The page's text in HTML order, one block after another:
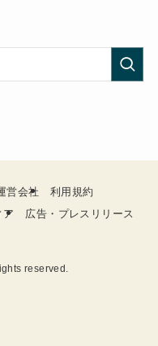
営会社
利用規約
ア
広告・プレスリリース
reserved.